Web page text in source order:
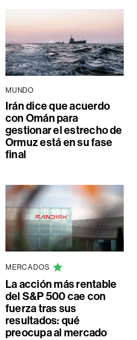
MUNDO
Irán dice que acuerdo
con Omán para
gestionar el estrecho de
Ormuz está en su fase
final
MERCADOS
La acción más rentable
del S&P 500 cae con
fuerza tras sus
resultados: qué
preocupa al mercado